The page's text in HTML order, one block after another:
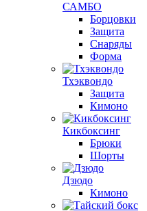
САМБО
Борцовки
Защита
Снаряды
Форма
Тхэквондо
Защита
Кимоно
Кикбоксинг
Брюки
Шорты
Дзюдо
Кимоно